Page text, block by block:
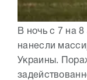
В ночь с 7 на
нанесли
Украины.